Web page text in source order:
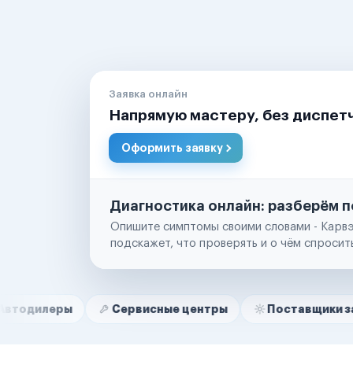
Заявка онлайн
Напрямую мастеру, без
Оформить заявку
Диагностика онлайн: разберём
Опишите симптомы своими словами -
подскажет, что проверять и о чём
Нам доверяют
Сервисные центры Поставщики запчастей
Маркетплейсы